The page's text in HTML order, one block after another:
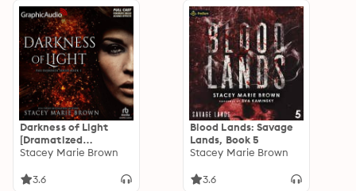
Darkness of Light
[Dramatized
Adaptation]:
Stacey Marie Brown
3.6
Blood Lands: Savage
Lands, Book 5
Stacey Marie Brown
3.6